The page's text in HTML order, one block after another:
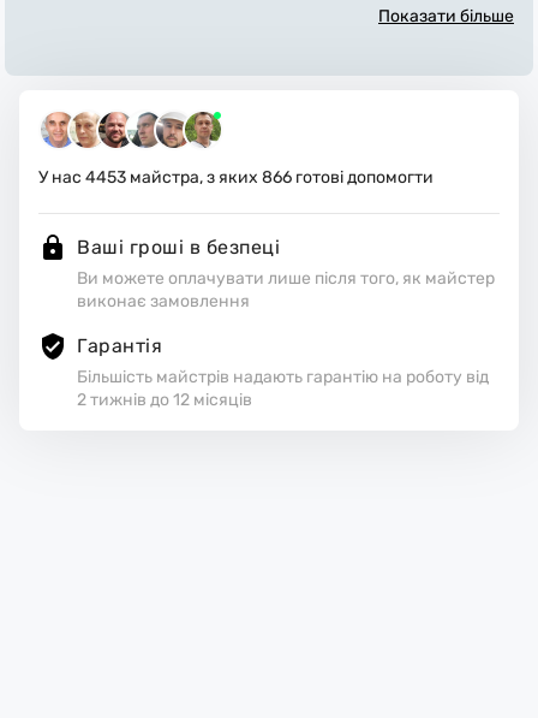
питання по «встановлення електричної плити». Ми зв'яже
теріали. Виконавці стежать за чистотою та прибирають роб
оче місце.
Показати більше
У нас 4453 майстра, з яких 866 готові допомогти
Ваші гроші в безпеці
Ви можете оплачувати лише після того, як майстер
виконає замовлення
Гарантія
Більшість майстрів надають гарантію на роботу від
2 тижнів до 12 місяців